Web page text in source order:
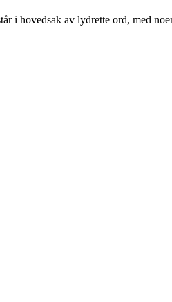
i hovedsak av lydrette ord, med